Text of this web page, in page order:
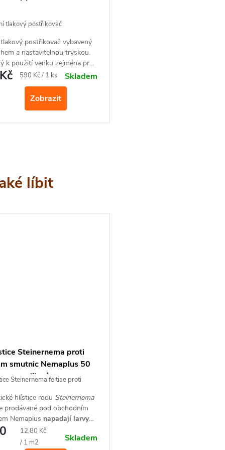
tlakový postřikovač
postřikovač vybavený
a nastavitelnou tryskou.
k použití venku zejména pro
rostlin k aplikaci chemického
Postřikovač je vybaven
Měrná
cena:
590 Kč / 1 ks
Skladem
Zobrazit
Steinernema proti
smutnic Nemaplus 50
milionů
Steinernema feltiae proti
hlístice rodu Steinernema
prodávané pod obchodním
Nemaplus napadají larvy
žijících v půdě
pohybují a vyhledávají larvy
Měrná
cena:
12,80 Kč
/ 1 m2
Skladem